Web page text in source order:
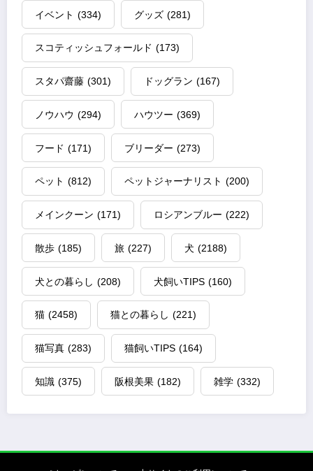
イベント (334) グッズ (281)
スコティッシュフォールド (173)
スタパ齋藤 (301) ドッグラン (167)
ノウハウ (294) ハウツー (369)
フード (171) ブリーダー (273)
ペット (812) ペットジャーナリスト (200)
メインクーン (171) ロシアンブルー (222)
散歩 (185) 旅 (227) 犬 (2188)
犬との暮らし (208) 犬飼いTIPS (160)
猫 (2458) 猫との暮らし (221)
猫写真 (283) 猫飼いTIPS (164)
知識 (375) 阪根美果 (182) 雑学 (332)